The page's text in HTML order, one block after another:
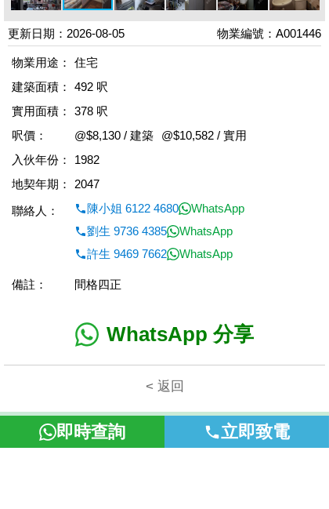
更新日期：2026-08-05 物業編號：A001446
物業用途：
住宅
建築面積：
492 呎
實用面積：
378 呎
呎價：
@$8,130 / 建築
@$10,582 / 實用
入伙年份：
1982
地契年期：
2047
聯絡人：
陳小姐 6122 4680
WhatsApp
劉生 9736 4385
WhatsApp
許生 9469 7662
WhatsApp
備註： 間格四正
WhatsApp 分享
< 返回
即時查詢 立即致電
本網頁所提供資料僅作參考用途。若因錯漏而引致任何不便或損
失，富裕地產概不負責。